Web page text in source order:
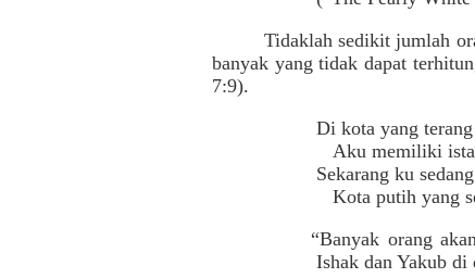
Tidaklah sedikit jumlah
banyak yang tidak dapat
7:9).
Di kota yang
Aku memiliki
Sekarang ku
Kota putih yang
“Banyak orang
Ishak dan Yakub di